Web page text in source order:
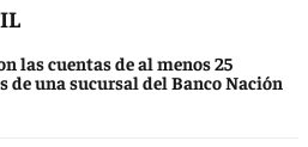
las cuentas de al menos 25
de una sucursal del Banco Nación